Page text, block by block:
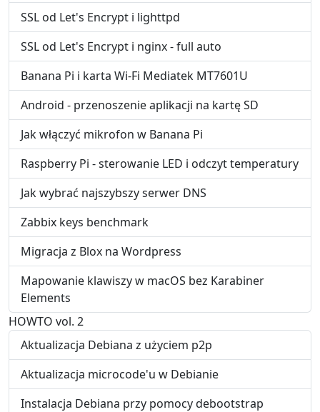
SSL od Let's Encrypt i lighttpd
SSL od Let's Encrypt i nginx - full auto
Banana Pi i karta Wi-Fi Mediatek MT7601U
Android - przenoszenie aplikacji na kartę SD
Jak włączyć mikrofon w Banana Pi
Raspberry Pi - sterowanie LED i odczyt temperatury
Jak wybrać najszybszy serwer DNS
Zabbix keys benchmark
Migracja z Blox na Wordpress
Mapowanie klawiszy w macOS bez Karabiner
Elements
HOWTO vol. 2
Aktualizacja Debiana z użyciem p2p
Aktualizacja microcode'u w Debianie
Instalacja Debiana przy pomocy debootstrap